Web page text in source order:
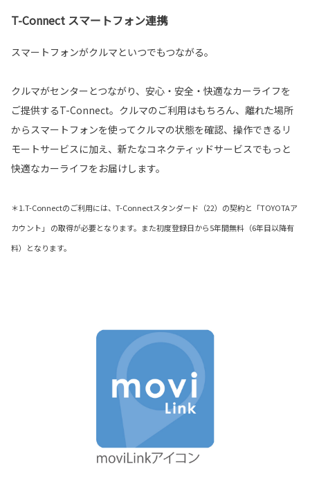
T-Connect スマートフォン連携
スマートフォンがクルマといつでもつながる。
クルマがセンターとつながり、安心・安全・快適なカーライフを
ご提供するT-Connect。クルマのご利用はもちろん、離れた場所
からスマートフォンを使ってクルマの状態を確認、操作できるリ
モートサービスに加え、新たなコネクティッドサービスでもっと
快適なカーライフをお届けします。
＊1.T-Connectのご利用には、T-Connectスタンダード（22）の契約と「TOYOTAア
カウント」 の取得が必要となります。また初度登録日から5年間無料（6年目以降有
料）となります。